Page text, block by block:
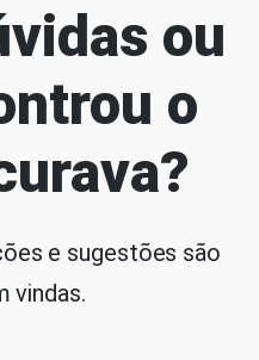
ou
o
e sugestões são
vindas.